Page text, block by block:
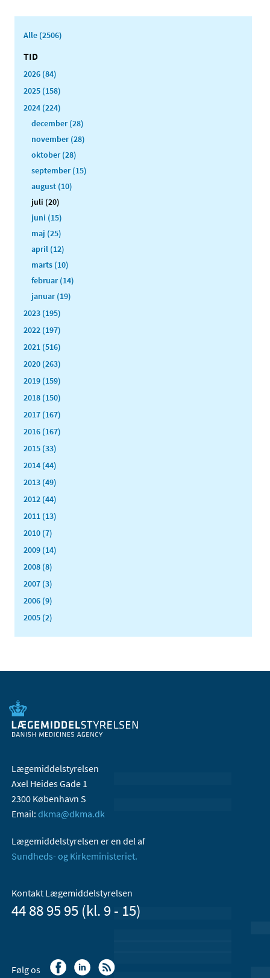
Alle (2506)
TID
2026 (84)
2025 (158)
2024 (224)
december (28)
november (28)
oktober (28)
september (15)
august (10)
juli (20)
juni (15)
maj (25)
april (12)
marts (10)
februar (14)
januar (19)
2023 (195)
2022 (197)
2021 (516)
2020 (263)
2019 (159)
2018 (150)
2017 (167)
2016 (167)
2015 (33)
2014 (44)
2013 (49)
2012 (44)
2011 (13)
2010 (7)
2009 (14)
2008 (8)
2007 (3)
2006 (9)
2005 (2)
Lægemiddelstyrelsen
Axel Heides Gade 1
2300 København S
Email: dkma@dkma.dk
Lægemiddelstyrelsen er en del af
Sundheds- og Kirkeministeriet.
Kontakt Lægemiddelstyrelsen
44 88 95 95 (kl. 9 - 15)
Følg os